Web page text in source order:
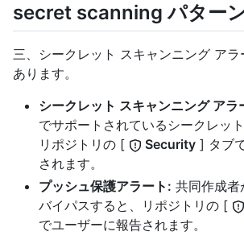
secret scanning パター
三、シークレット スキャンニング ア
あります。
シークレット スキャンニング アラ
でサポートされているシークレッ
リポジトリの [
Security ] タブ
されます。
プッシュ保護アラート: 共同作成者
バイパスすると、リポジトリの [
でユーザーに報告されます。